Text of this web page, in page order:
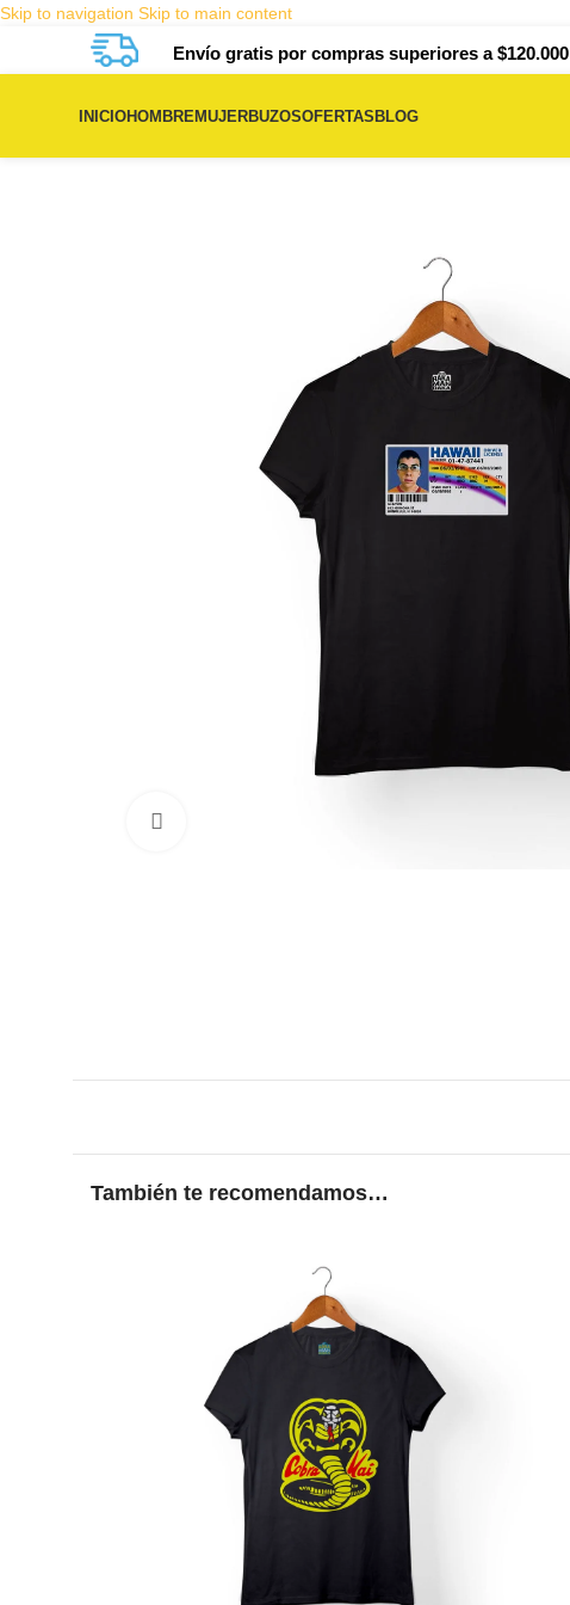
Skip to navigation Skip to main content
Envío gratis por compras superiores a $120.000
INICIOHOMBREMUJERBUZOSOFERTASBLOG
También te recomendamos…